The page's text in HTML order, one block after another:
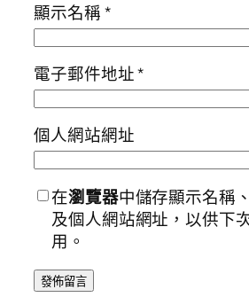
顯示名稱*
電子郵件地址*
個人網站網址
在瀏覽器中儲存顯示名稱
及個人網站網址，以供下
用。